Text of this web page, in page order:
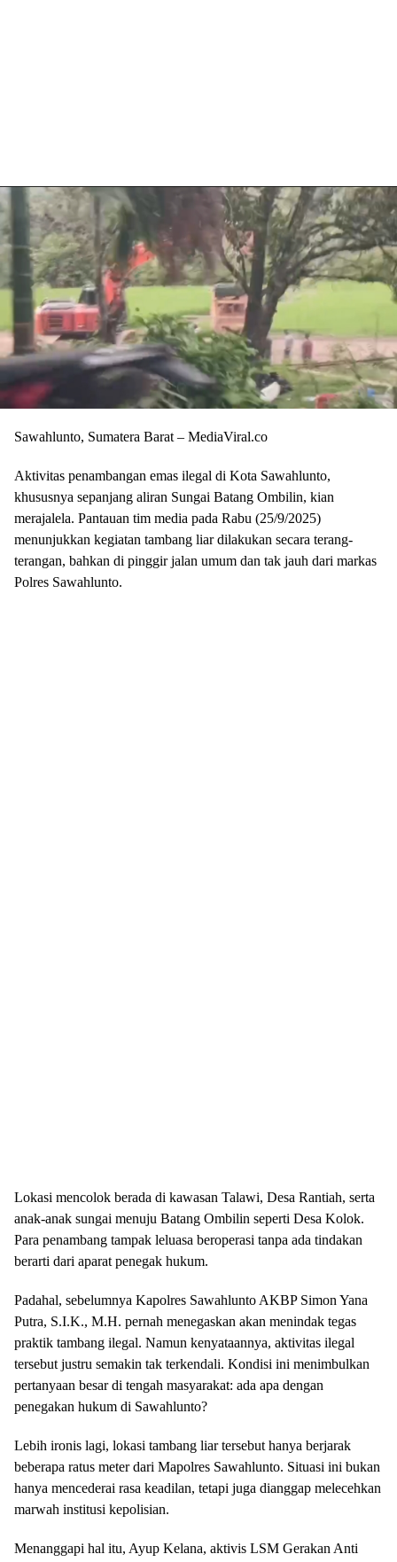
Sawahlunto, Sumatera Barat – MediaViral.co
Aktivitas penambangan emas ilegal di Kota Sawahlunto,
khususnya sepanjang aliran Sungai Batang Ombilin, kian
merajalela. Pantauan tim media pada Rabu (25/9/2025)
menunjukkan kegiatan tambang liar dilakukan secara terang-
terangan, bahkan di pinggir jalan umum dan tak jauh dari markas
Polres Sawahlunto.
Lokasi mencolok berada di kawasan Talawi, Desa Rantiah, serta
anak-anak sungai menuju Batang Ombilin seperti Desa Kolok.
Para penambang tampak leluasa beroperasi tanpa ada tindakan
berarti dari aparat penegak hukum.
Padahal, sebelumnya Kapolres Sawahlunto AKBP Simon Yana
Putra, S.I.K., M.H. pernah menegaskan akan menindak tegas
praktik tambang ilegal. Namun kenyataannya, aktivitas ilegal
tersebut justru semakin tak terkendali. Kondisi ini menimbulkan
pertanyaan besar di tengah masyarakat: ada apa dengan
penegakan hukum di Sawahlunto?
Lebih ironis lagi, lokasi tambang liar tersebut hanya berjarak
beberapa ratus meter dari Mapolres Sawahlunto. Situasi ini bukan
hanya mencederai rasa keadilan, tetapi juga dianggap melecehkan
marwah institusi kepolisian.
Menanggapi hal itu, Ayup Kelana, aktivis LSM Gerakan Anti